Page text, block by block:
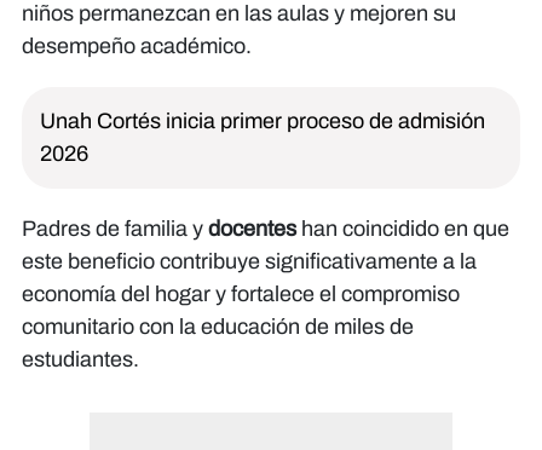
niños permanezcan en las aulas y mejoren su
desempeño académico.
Unah Cortés inicia primer proceso de admisión
2026
Padres de familia y docentes han coincidido en que
este beneficio contribuye significativamente a la
economía del hogar y fortalece el compromiso
comunitario con la educación de miles de
estudiantes.